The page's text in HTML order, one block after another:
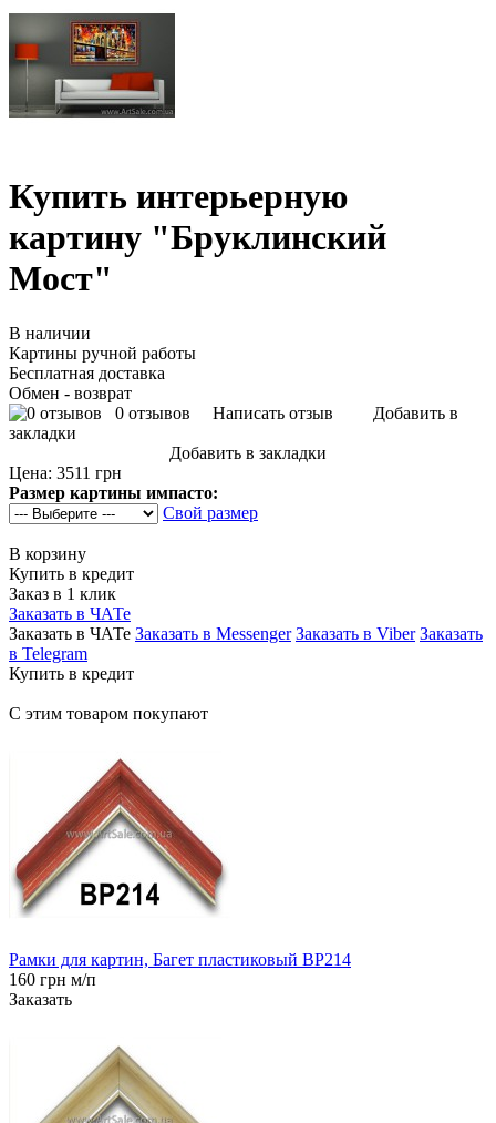
Купить интерьерную
картину "Бруклинский
Мост"
В наличии
Картины ручной работы
Бесплатная доставка
Обмен - возврат
0 отзывов
Написать отзыв
Добавить в
закладки
Добавить в закладки
Цена: 3511 грн
Размер картины импасто:
Свой размер
В корзину
Купить в кредит
Заказ в 1 клик
Заказать в ЧАТе
Заказать в ЧАТе Заказать в Messenger Заказать в Viber Заказать
в Telegram
Купить в кредит
С этим товаром покупают
Рамки для картин, Багет пластиковый BP214
160 грн м/п
Заказать